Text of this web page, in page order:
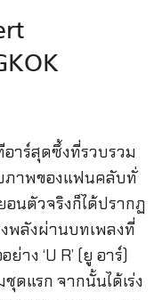
าร์สุดซึ้งที่รวบรวม
ภาพของแฟนคลับทั่
นตัวจริงก็ได้ปรากฏ
พลังผ่านบทเพลงที่
าง ‘U R’ (ยู อาร์)
ดแรก จากนั้นได้เร่ง